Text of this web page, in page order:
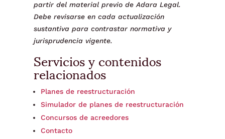
partir del material previo de Adara Legal.
Debe revisarse en cada actualización
sustantiva para contrastar normativa y
jurisprudencia vigente.
Servicios y contenidos
relacionados
Planes de reestructuración
Simulador de planes de reestructuración
Concursos de acreedores
Contacto